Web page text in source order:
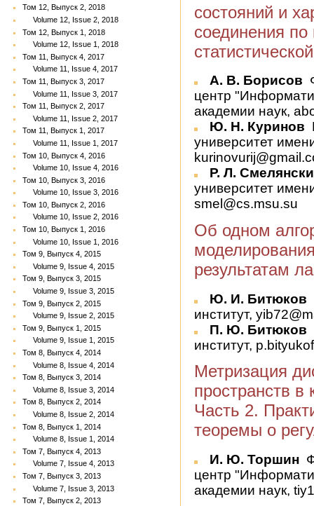
Том 12, Выпуск 2, 2018
Volume 12, Issue 2, 2018
Том 12, Выпуск 1, 2018
Volume 12, Issue 1, 2018
Том 11, Выпуск 4, 2017
Volume 11, Issue 4, 2017
Том 11, Выпуск 3, 2017
Volume 11, Issue 3, 2017
Том 11, Выпуск 2, 2017
Volume 11, Issue 2, 2017
Том 11, Выпуск 1, 2017
Volume 11, Issue 1, 2017
Том 10, Выпуск 4, 2016
Volume 10, Issue 4, 2016
Том 10, Выпуск 3, 2016
Volume 10, Issue 3, 2016
Том 10, Выпуск 2, 2016
Volume 10, Issue 2, 2016
Том 10, Выпуск 1, 2016
Volume 10, Issue 1, 2016
Том 9, Выпуск 4, 2015
Volume 9, Issue 4, 2015
Том 9, Выпуск 3, 2015
Volume 9, Issue 3, 2015
Том 9, Выпуск 2, 2015
Volume 9, Issue 2, 2015
Том 9, Выпуск 1, 2015
Volume 9, Issue 1, 2015
Том 8, Выпуск 4, 2014
Volume 8, Issue 4, 2014
Том 8, Выпуск 3, 2014
Volume 8, Issue 3, 2014
Том 8, Выпуск 2, 2014
Volume 8, Issue 2, 2014
Том 8, Выпуск 1, 2014
Volume 8, Issue 1, 2014
Том 7, Выпуск 4, 2013
Volume 7, Issue 4, 2013
Том 7, Выпуск 3, 2013
Volume 7, Issue 3, 2013
Том 7, Выпуск 2, 2013
состояний и
соединения
А. В. Борисов
центр
академии наук,
Ю. Н. Куринов
университет
Р. Л.
университет
smel@cs.msu.su
Об одном
результатам
Ю. И. Битюков
институт,
П. Ю. Битюков
институт,
Метризация
пространств в
Часть 2.
теоремы о
И. Ю. Торшин
центр
академии наук,